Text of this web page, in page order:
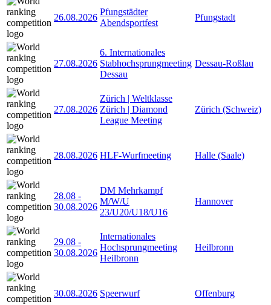
26.08.2026
Pfungstädter
Abendsportfest
Pfungstadt
27.08.2026
6. Internationales
Stabhochsprungmeeting
Dessau
Dessau-Roßlau
27.08.2026
Zürich | Weltklasse
Zürich | Diamond
League Meeting
Zürich (Schweiz)
28.08.2026 HLF-Wurfmeeting Halle (Saale)
28.08 -
30.08.2026
DM Mehrkampf
M/W/U
23/U20/U18/U16
Hannover
29.08 -
30.08.2026
Internationales
Hochsprungmeeting
Heilbronn
Heilbronn
30.08.2026 Speerwurf Offenburg